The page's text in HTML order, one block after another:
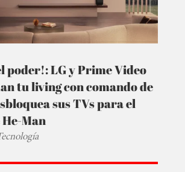
poder!: LG y Prime Video
tu living con comando de
sus TVs para el
Man